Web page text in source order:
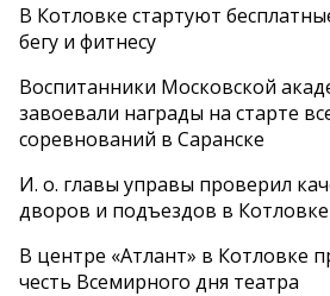
В Котловке стартуют
бегу и фитнесу
Воспитанники Московской
завоевали награды на старте
соревнований в Саранске
И. о. главы управы проверил
дворов и подъездов в Котловке
В центре «Атлант» в Котловке
честь Всемирного дня театра